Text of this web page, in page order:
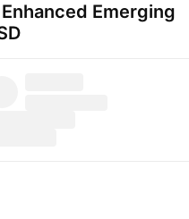
Emerging